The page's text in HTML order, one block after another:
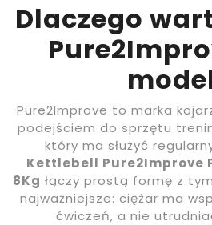
Dlaczego
Pure2Improve to marka
podejściem do sprzętu
który ma służyć
Kettlebell Pure2Improve
8Kg łączy prostą formę z
najważniejsze: ciężar ma
ćwiczeń, a nie